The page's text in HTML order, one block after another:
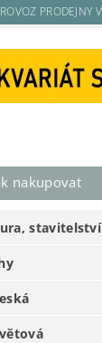
nakupovat
stavitelství